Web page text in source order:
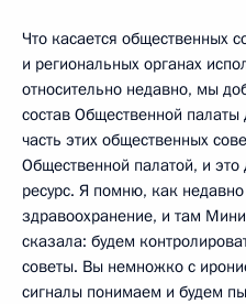
Что касается общественных
и региональных органах
относительно недавно, мы
состав Общественной палаты
часть этих общественных
Общественной палатой, и
ресурс. Я помню, как
здравоохранение, и там
сказала: будем
советы. Вы немножко с
сигналы понимаем и будем